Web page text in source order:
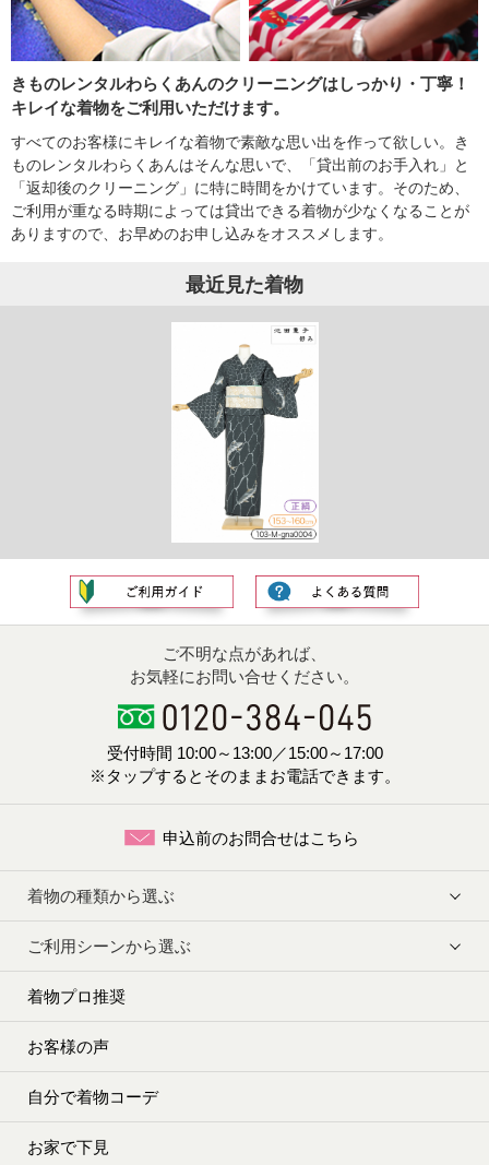
きものレンタルわらくあんのクリーニングはしっかり・丁寧！
キレイな着物をご利用いただけます。
すべてのお客様にキレイな着物で素敵な思い出を作って欲しい。き
ものレンタルわらくあんはそんな思いで、「貸出前のお手入れ」と
「返却後のクリーニング」に特に時間をかけています。そのため、
ご利用が重なる時期によっては貸出できる着物が少なくなることが
ありますので、お早めのお申し込みをオススメします。
最近見た着物
ご不明な点があれば、
お気軽にお問い合せください。
受付時間 10:00～13:00／15:00～17:00
※タップするとそのままお電話できます。
申込前のお問合せはこちら
着物の種類から選ぶ
ご利用シーンから選ぶ
着物プロ推奨
お客様の声
自分で着物コーデ
お家で下見